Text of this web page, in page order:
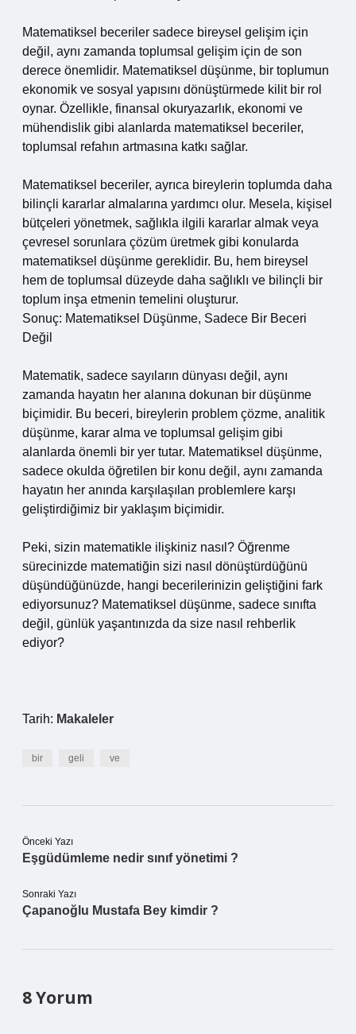
Matematiksel beceriler sadece bireysel gelişim için
değil, aynı zamanda toplumsal gelişim için de son
derece önemlidir. Matematiksel düşünme, bir toplumun
ekonomik ve sosyal yapısını dönüştürmede kilit bir rol
oynar. Özellikle, finansal okuryazarlık, ekonomi ve
mühendislik gibi alanlarda matematiksel beceriler,
toplumsal refahın artmasına katkı sağlar.
Matematiksel beceriler, ayrıca bireylerin toplumda daha
bilinçli kararlar almalarına yardımcı olur. Mesela, kişisel
bütçeleri yönetmek, sağlıkla ilgili kararlar almak veya
çevresel sorunlara çözüm üretmek gibi konularda
matematiksel düşünme gereklidir. Bu, hem bireysel
hem de toplumsal düzeyde daha sağlıklı ve bilinçli bir
toplum inşa etmenin temelini oluşturur.
Sonuç: Matematiksel Düşünme, Sadece Bir Beceri
Değil
Matematik, sadece sayıların dünyası değil, aynı
zamanda hayatın her alanına dokunan bir düşünme
biçimidir. Bu beceri, bireylerin problem çözme, analitik
düşünme, karar alma ve toplumsal gelişim gibi
alanlarda önemli bir yer tutar. Matematiksel düşünme,
sadece okulda öğretilen bir konu değil, aynı zamanda
hayatın her anında karşılaşılan problemlere karşı
geliştirdiğimiz bir yaklaşım biçimidir.
Peki, sizin matematikle ilişkiniz nasıl? Öğrenme
sürecinizde matematiğin sizi nasıl dönüştürdüğünü
düşündüğünüzde, hangi becerilerinizin geliştiğini fark
ediyorsunuz? Matematiksel düşünme, sadece sınıfta
değil, günlük yaşantınızda da size nasıl rehberlik
ediyor?
Tarih: Makaleler
bir geli ve
Önceki Yazı
Eşgüdümleme nedir sınıf yönetimi ?
Sonraki Yazı
Çapanoğlu Mustafa Bey kimdir ?
8 Yorum